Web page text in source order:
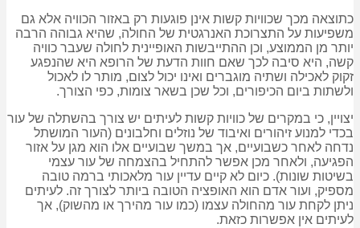
כתוצאה מכך שכוויות קשות אינן פוגעות רק באזור הכוויה אלא גם
משפיעות על התצרוכת האנרגטית של החולה, שהיא גבוהה הרבה
יותר מן הממוצע, וכן ההתייבשות האופיינית לחולה שעבר כוויה
קשה, היא סיבה לכך שאם חוות הדעת של הרופא היא שהנפגע
זקוק לאכילה ושתיה מוגברים ואינו יכול לצום, מותר לו לאכול
ולשתות ביום הכיפורים, וכל שכן בשאר צומות, כפי הצורך.
יצויין, כי במקרים של כוויות קשות לעיתים יש צורך בהשתלה של עור
בכדי למנוע זיהורים ואיבוד של נוזלים וחלבונים (העור המושתל
נדחה לאחר כשבועיים, אך במשך שבועיים אלו הוא מגן על אזור
הפגיעה, ולאחר מכן אפשר להתחיל בהצמחה של עור עצמי
בשיטות שונות). כיום לא קיים עדיין עור מלאכותי ברמה טובה
מספיק, ועור אדם הוא האופציה הטובה ביותר לצורך זה. לעיתים
ניתן לקחת עור מהחולה עצמו (כמו עור מהירך או מהשוק), אך
לעיתים אין אפשרות כזאת.